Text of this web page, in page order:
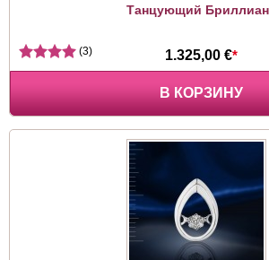
Танцующий
1.325,00 €*
(3)
В КОРЗИНУ